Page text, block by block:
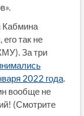
Кабмина
так не
За три
2022 года.
вообще не
(Смотрите